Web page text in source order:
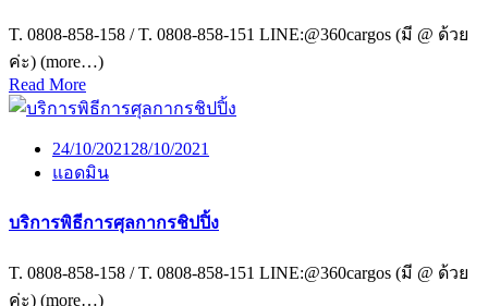
T. 0808-858-158 / T. 0808-858-151 LINE:@360cargos (มี @ ด้วย
ค่ะ) (more…)
Read More
24/10/2021 28/10/2021
แอดมิน
บริการพิธีการศุลกากรชิปปิ้ง
T. 0808-858-158 / T. 0808-858-151 LINE:@360cargos (มี @ ด้วย
ค่ะ) (more…)